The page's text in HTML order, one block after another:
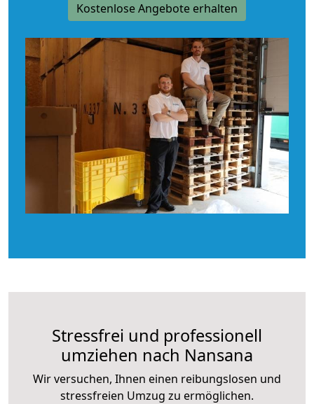
Kostenlose Angebote erhalten
Stressfrei und professionell
umziehen nach Nansana
Wir versuchen, Ihnen einen reibungslosen und
stressfreien Umzug zu ermöglichen.